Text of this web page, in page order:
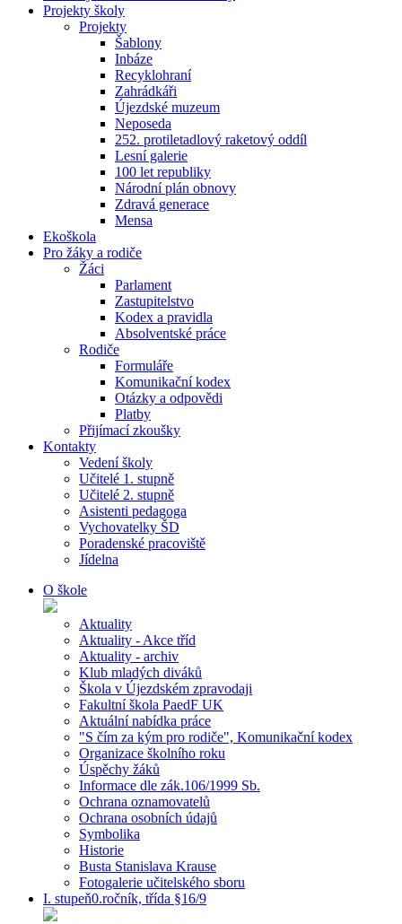
Projekty školy
Projekty
Šablony
Inbáze
Recyklohraní
Zahrádkáři
Újezdské muzeum
Neposeda
252. protiletadlový raketový oddíl
Lesní galerie
100 let republiky
Národní plán obnovy
Zdravá generace
Mensa
Ekoškola
Pro žáky a rodiče
Žáci
Parlament
Zastupitelstvo
Kodex a pravidla
Absolventské práce
Rodiče
Formuláře
Komunikační kodex
Otázky a odpovědi
Platby
Přijímací zkoušky
Kontakty
Vedení školy
Učitelé 1. stupně
Učitelé 2. stupně
Asistenti pedagoga
Vychovatelky ŠD
Poradenské pracoviště
Jídelna
O škole
Aktuality
Aktuality - Akce tříd
Aktuality - archiv
Klub mladých diváků
Škola v Újezdském zpravodaji
Fakultní škola PaedF UK
Aktuální nabídka práce
"S čím za kým pro rodiče", Komunikační kodex
Organizace školního roku
Úspěchy žáků
Informace dle zák.106/1999 Sb.
Ochrana oznamovatelů
Ochrana osobních údajů
Symbolika
Historie
Busta Stanislava Krause
Fotogalerie učitelského sboru
I. stupeň0.ročník, třída §16/9